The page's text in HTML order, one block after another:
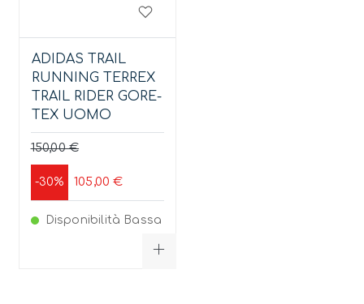
ADIDAS TRAIL
RUNNING TERREX
TRAIL RIDER GORE-
TEX UOMO
150,00 €
-30% 105,00 €
Disponibilità Bassa